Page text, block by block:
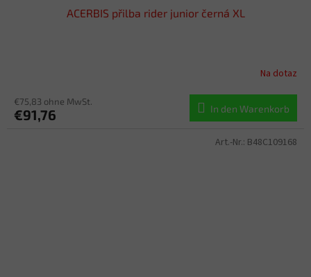
ACERBIS přilba rider junior černá XL
Na dotaz
€75,83 ohne MwSt.
€91,76 In den Warenkorb
Art.-Nr.: B48C109168